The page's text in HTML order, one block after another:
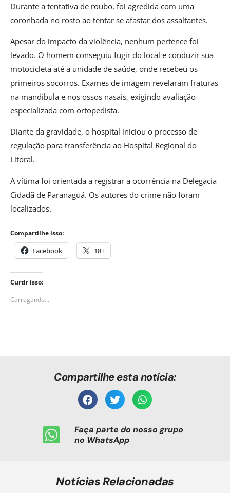
Durante a tentativa de roubo, foi agredida com uma
coronhada no rosto ao tentar se afastar dos assaltantes.
Apesar do impacto da violência, nenhum pertence foi
levado. O homem conseguiu fugir do local e conduzir sua
motocicleta até a unidade de saúde, onde recebeu os
primeiros socorros. Exames de imagem revelaram fraturas
na mandíbula e nos ossos nasais, exigindo avaliação
especializada com ortopedista.
Diante da gravidade, o hospital iniciou o processo de
regulação para transferência ao Hospital Regional do
Litoral.
A vítima foi orientada a registrar a ocorrência na Delegacia
Cidadã de Paranaguá. Os autores do crime não foram
localizados.
Compartilhe isso:
Facebook 18+
Curtir isso:
Carregando...
Compartilhe esta notícia:
Faça parte do nosso grupo
no WhatsApp
Notícias Relacionadas